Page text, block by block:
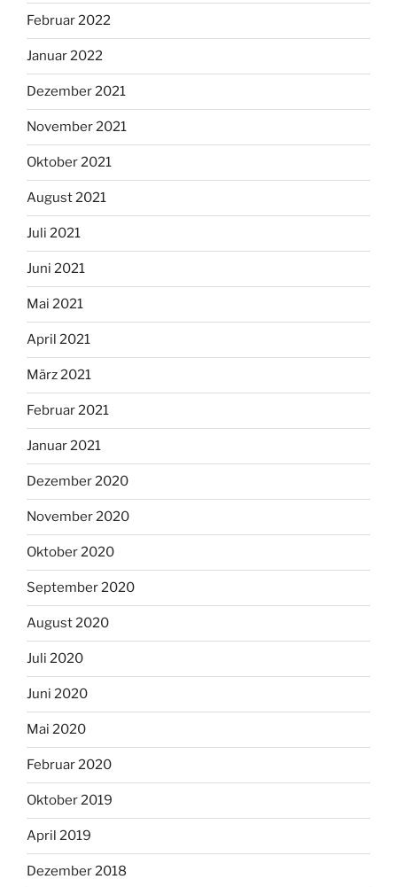
Februar 2022
Januar 2022
Dezember 2021
November 2021
Oktober 2021
August 2021
Juli 2021
Juni 2021
Mai 2021
April 2021
März 2021
Februar 2021
Januar 2021
Dezember 2020
November 2020
Oktober 2020
September 2020
August 2020
Juli 2020
Juni 2020
Mai 2020
Februar 2020
Oktober 2019
April 2019
Dezember 2018